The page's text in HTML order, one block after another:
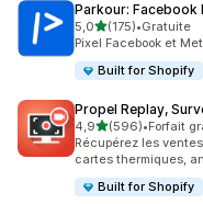
Parkour: Facebook
5,0étoile(s) sur 5
(175)
175 avis au total
•Gratuite
Pixel Facebook et
Built for Shopify
Propel Replay,
4,9étoile(s) sur 5
(596)
596 avis au total
•Forfait
Récupérez les
cartes thermiques,
Built for Shopify